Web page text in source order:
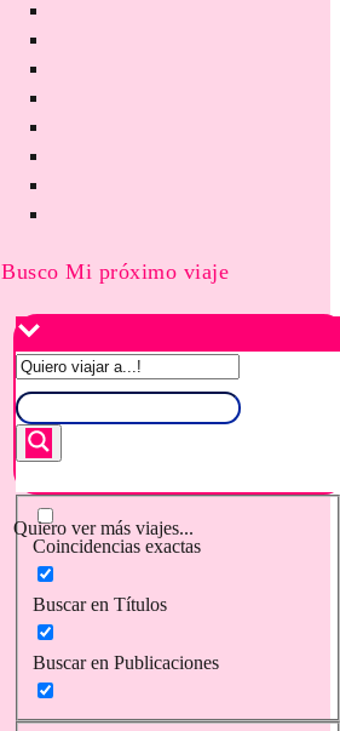
Busco Mi próximo viaje
Quiero ver más viajes...
Coincidencias exactas
Buscar en Títulos
Buscar en Publicaciones